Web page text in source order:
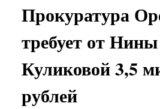
Прокуратура
требует от Нины
Куликовой 3,5
рублей